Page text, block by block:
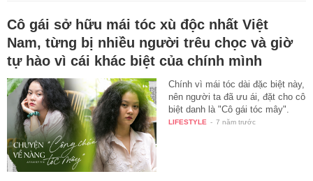
Cô gái sở hữu mái tóc xù độc nhất Việt
Nam, từng bị nhiều người trêu chọc và giờ
tự hào vì cái khác biệt của chính mình
Chính vì mái tóc dài đặc biệt này,
nên người ta đã ưu ái, đặt cho cô
biệt danh là "Cô gái tóc mây".
LIFESTYLE - 7 năm trước